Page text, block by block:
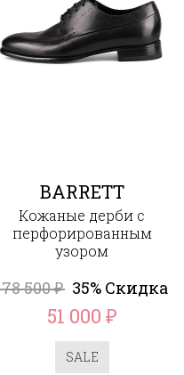
BARRETT
Кожаные дерби с
перфорированным
узором
78 500₽ 35% Скидка
51 000 ₽
SALE